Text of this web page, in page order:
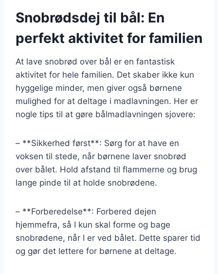
Snobrødsdej til bål: En
perfekt aktivitet for familien
At lave snobrød over bål er en fantastisk
aktivitet for hele familien. Det skaber ikke kun
hyggelige minder, men giver også børnene
mulighed for at deltage i madlavningen. Her er
nogle tips til at gøre bålmadlavningen sjovere:
– **Sikkerhed først**: Sørg for at have en
voksen til stede, når børnene laver snobrød
over bålet. Hold afstand til flammerne og brug
lange pinde til at holde snobrødene.
– **Forberedelse**: Forbered dejen
hjemmefra, så I kun skal forme og bage
snobrødene, når I er ved bålet. Dette sparer tid
og gør det lettere for børnene at deltage.